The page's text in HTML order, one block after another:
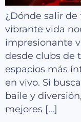
¿Dónde salir de
vibrante vida
impresionante
desde clubs de
espacios más
en vivo. Si
baile y
mejores […]